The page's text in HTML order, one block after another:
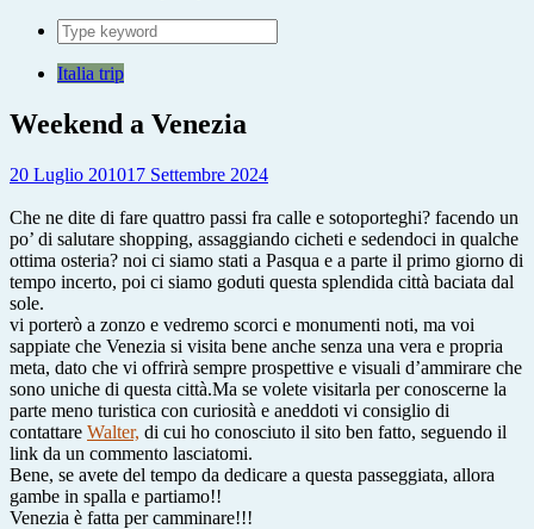
Search
for:
Italia trip
Weekend a Venezia
20 Luglio 201017 Settembre 2024
Che ne dite di fare quattro passi fra calle e sotoporteghi? facendo un
po’ di salutare shopping, assaggiando cicheti e sedendoci in qualche
ottima osteria? noi ci siamo stati a Pasqua e a parte il primo giorno di
tempo incerto, poi ci siamo goduti questa splendida città baciata dal
sole.
vi porterò a zonzo e vedremo scorci e monumenti noti, ma voi
sappiate che Venezia si visita bene anche senza una vera e propria
meta, dato che vi offrirà sempre prospettive e visuali d’ammirare che
sono uniche di questa città.Ma se volete visitarla per conoscerne la
parte meno turistica con curiosità e aneddoti vi consiglio di
contattare Walter, di cui ho conosciuto il sito ben fatto, seguendo il
link da un commento lasciatomi.
Bene, se avete del tempo da dedicare a questa passeggiata, allora
gambe in spalla e partiamo!!
Venezia è fatta per camminare!!!